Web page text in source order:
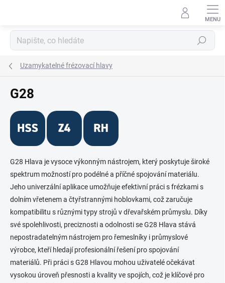
Hledat
Uzamykatelné frézovací hlavy
G28
G28 Hlava je vysoce výkonným nástrojem, který poskytuje široké
spektrum možností pro podélné a příčné spojování materiálu.
Jeho univerzální aplikace umožňuje efektivní práci s frézkami s
dolním vřetenem a čtyřstrannými hoblovkami, což zaručuje
kompatibilitu s různými typy strojů v dřevařském průmyslu. Díky
své spolehlivosti, preciznosti a odolnosti se G28 Hlava stává
nepostradatelným nástrojem pro řemeslníky i průmyslové
výrobce, kteří hledají profesionální řešení pro spojování
materiálů. Při práci s G28 Hlavou mohou uživatelé očekávat
vysokou úroveň přesnosti a kvality ve spojích, což je klíčové pro